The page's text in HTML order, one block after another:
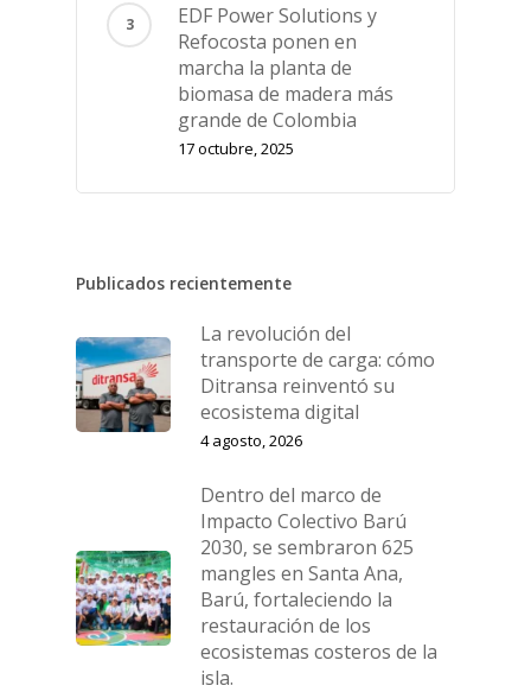
EDF Power Solutions y
Refocosta ponen en
marcha la planta de
biomasa de madera más
grande de Colombia
17 octubre, 2025
Publicados recientemente
La revolución del
transporte de carga: cómo
Ditransa reinventó su
ecosistema digital
4 agosto, 2026
Dentro del marco de
Impacto Colectivo Barú
2030, se sembraron 625
mangles en Santa Ana,
Barú, fortaleciendo la
restauración de los
ecosistemas costeros de la
isla.